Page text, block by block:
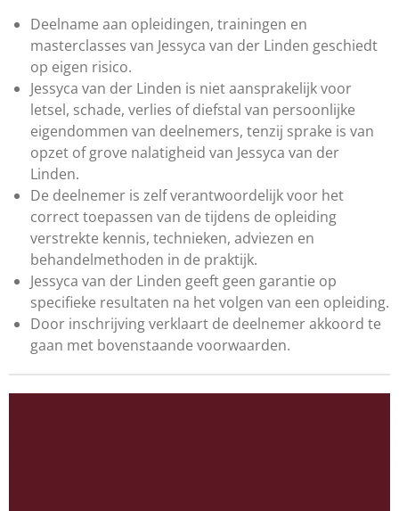
Deelname aan opleidingen, trainingen en
masterclasses van Jessyca van der Linden geschiedt
op eigen risico.
Jessyca van der Linden is niet aansprakelijk voor
letsel, schade, verlies of diefstal van persoonlijke
eigendommen van deelnemers, tenzij sprake is van
opzet of grove nalatigheid van Jessyca van der
Linden.
De deelnemer is zelf verantwoordelijk voor het
correct toepassen van de tijdens de opleiding
verstrekte kennis, technieken, adviezen en
behandelmethoden in de praktijk.
Jessyca van der Linden geeft geen garantie op
specifieke resultaten na het volgen van een opleiding.
Door inschrijving verklaart de deelnemer akkoord te
gaan met bovenstaande voorwaarden.